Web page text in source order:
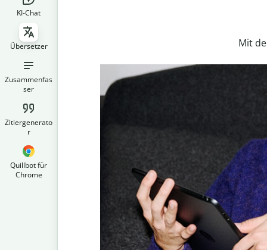
KI-Chat
Übersetzer
Zusammenfas
ser
Zitiergenerato
r
Quillbot für
Chrome
Mit